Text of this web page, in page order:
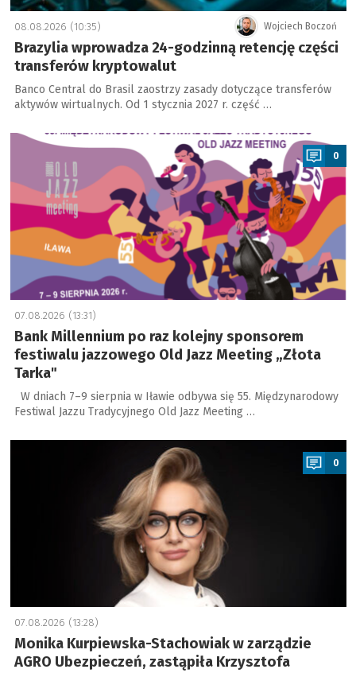
Wojciech Boczoń
08.08.2026 (10:35)
Brazylia wprowadza 24-godzinną retencję części
transferów kryptowalut
Banco Central do Brasil zaostrzy zasady dotyczące transferów
aktywów wirtualnych. Od 1 stycznia 2027 r. część …
a
0
07.08.2026 (13:31)
Bank Millennium po raz kolejny sponsorem
festiwalu jazzowego Old Jazz Meeting „Złota
Tarka"
W dniach 7–9 sierpnia w Iławie odbywa się 55. Międzynarodowy
Festiwal Jazzu Tradycyjnego Old Jazz Meeting …
a
0
07.08.2026 (13:28)
Monika Kurpiewska-Stachowiak w zarządzie
AGRO Ubezpieczeń, zastąpiła Krzysztofa